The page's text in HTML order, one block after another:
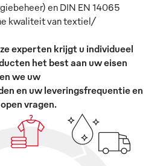
en DIN EN 14065
kwaliteit van textiel/
experten krijgt u individueel
het best aan uw eisen
we uw
en uw leveringsfrequentie en
vragen.